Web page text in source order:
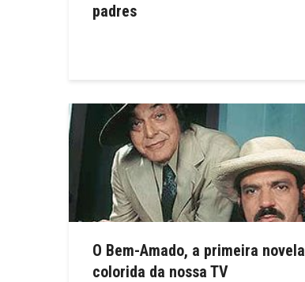
padres
O Bem-Amado, a primeira novela
colorida da nossa TV